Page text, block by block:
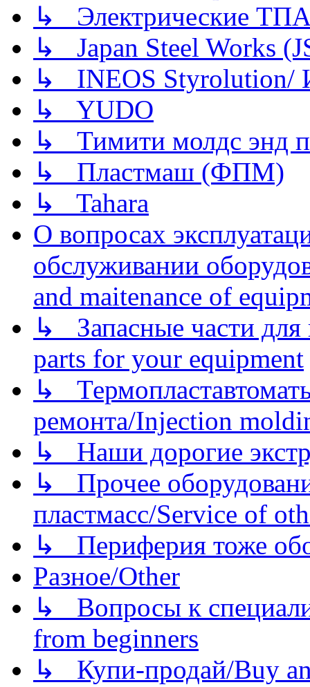
↳ Электрические
↳ Japan Steel Works
↳ INEOS
↳ YUDO
↳ Тимити молдс энд
↳ Пластмаш (ФПМ)
↳ Tahara
О вопросах
обслуживании
and maitenance of
↳ Запасные части для
parts for your equipment
↳
ремонта/Injection
↳ Наши дорогие
↳ Прочее
пластмасс/Service of
↳ Периферия тоже
Разное/Other
↳ Вопросы к
from beginners
↳ Купи-продай/Buy